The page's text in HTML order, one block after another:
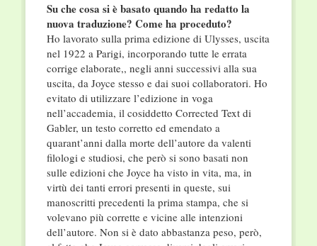
Su che cosa si è basato quando ha redatto la
nuova traduzione? Come ha proceduto?
Ho lavorato sulla prima edizione di Ulysses, uscita
nel 1922 a Parigi, incorporando tutte le errata
corrige elaborate,, negli anni successivi alla sua
uscita, da Joyce stesso e dai suoi collaboratori. Ho
evitato di utilizzare l’edizione in voga
nell’accademia, il cosiddetto Corrected Text di
Gabler, un testo corretto ed emendato a
quarant’anni dalla morte dell’autore da valenti
filologi e studiosi, che però si sono basati non
sulle edizioni che Joyce ha visto in vita, ma, in
virtù dei tanti errori presenti in queste, sui
manoscritti precedenti la prima stampa, che si
volevano più corrette e vicine alle intenzioni
dell’autore. Non si è dato abbastanza peso, però,